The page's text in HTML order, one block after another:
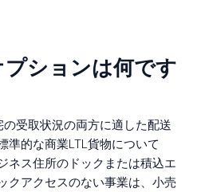
ションは何です
受取状況の両方に適した配送
準的な商業LTL貨物について
ネス住所のドックまたは積込エ
クアクセスのない事業は、小売